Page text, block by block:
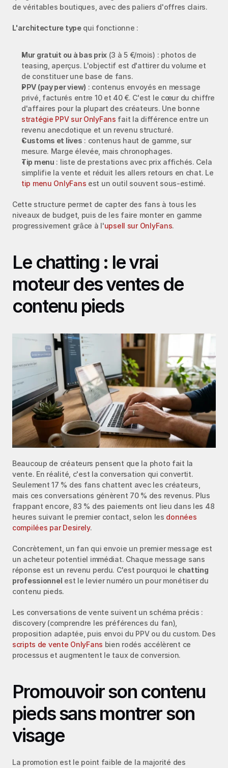
de véritables boutiques, avec des paliers d'offres clairs.
L'architecture type qui fonctionne :
Mur gratuit ou à bas prix (3 à 5 €/mois) : photos de
teasing, aperçus. L'objectif est d'attirer du volume et
de constituer une base de fans.
PPV (pay per view) : contenus envoyés en message
privé, facturés entre 10 et 40 €. C'est le cœur du chiffre
stratégie PPV sur OnlyFans fait la différence entre un
revenu anecdotique et un revenu structuré.
Customs et lives : contenus haut de gamme, sur
mesure. Marge élevée, mais chronophages.
Tip menu : liste de prestations avec prix affichés. Cela
tip menu OnlyFans est un outil souvent sous-estimé.
Cette structure permet de capter des fans à tous les
niveaux de budget, puis de les faire monter en gamme
progressivement grâce à l'upsell sur OnlyFans.
Le chatting : le vrai
moteur des ventes de
contenu pieds
Beaucoup de créateurs pensent que la photo fait la
vente. En réalité, c'est la conversation qui convertit.
Seulement 17 % des fans chattent avec les créateurs,
mais ces conversations génèrent 70 % des revenus. Plus
frappant encore, 83 % des paiements ont lieu dans les 48
heures suivant le premier contact, selon les données
compilées par Desirely.
Concrètement, un fan qui envoie un premier message est
un acheteur potentiel immédiat. Chaque message sans
réponse est un revenu perdu. C'est pourquoi le chatting
professionnel est le levier numéro un pour monétiser du
contenu pieds.
Les conversations de vente suivent un schéma précis :
discovery (comprendre les préférences du fan),
scripts de vente OnlyFans bien rodés accélèrent ce
processus et augmentent le taux de conversion.
Promouvoir son contenu
pieds sans montrer son
visage
La promotion est le point faible de la majorité des